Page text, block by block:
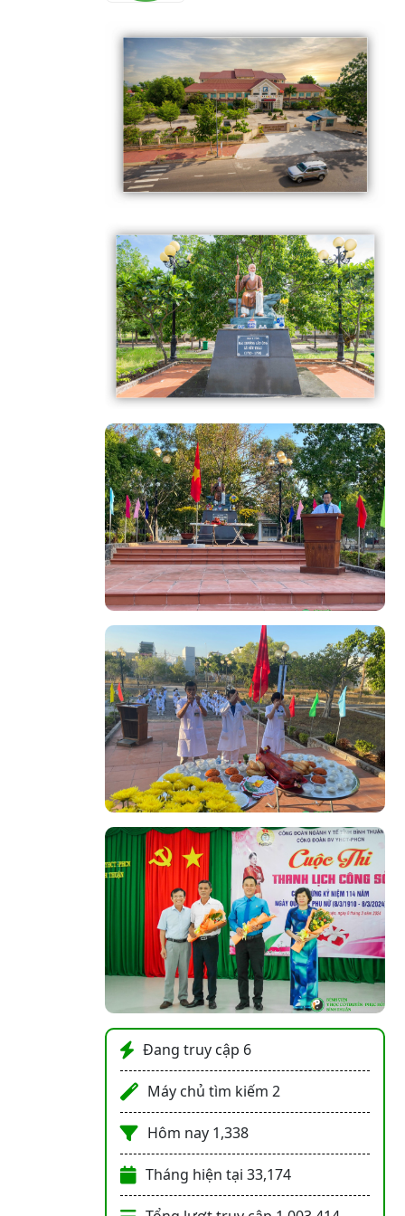
Đang truy cập 6
Máy chủ tìm kiếm 2
Hôm nay 1,338
Tháng hiện tại 33,174